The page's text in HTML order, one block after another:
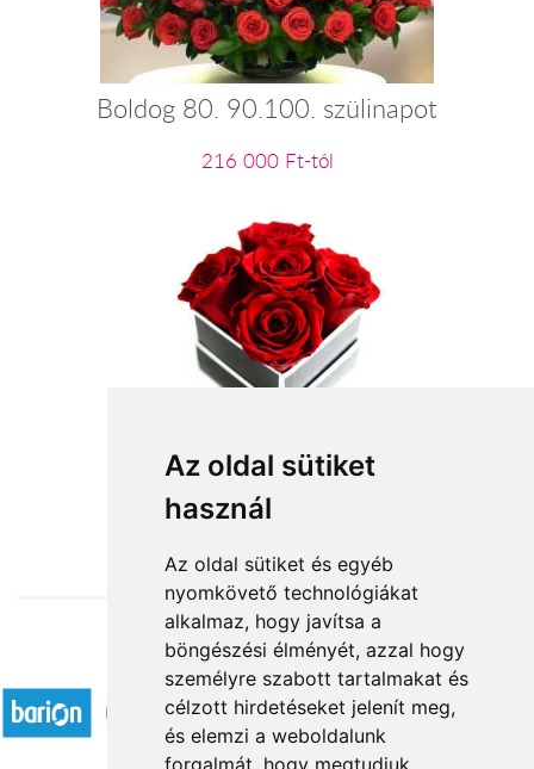
Az oldal sütiket
használ
Az oldal sütiket és egyéb
nyomkövető technológiákat
alkalmaz, hogy javítsa a
böngészési élményét, azzal hogy
személyre szabott tartalmakat és
célzott hirdetéseket jelenít meg,
és elemzi a weboldalunk
forgalmát, hogy megtudjuk
Boldog 80. 90.100. szülinapot
216 000 Ft-tól
Könnyedén!
19 600 Ft-tól
Elfogadott fizetési módok